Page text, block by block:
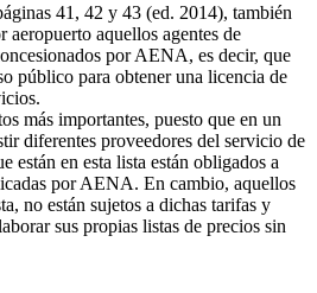
41, 42 y 43 (ed. 2014), también
aeropuerto aquellos agentes de
por AENA, es decir, que
público para obtener una licencia de
más importantes, puesto que en un
diferentes proveedores del servicio de
están en esta lista están obligados a
por AENA. En cambio, aquellos
no están sujetos a dichas tarifas y
sus propias listas de precios sin